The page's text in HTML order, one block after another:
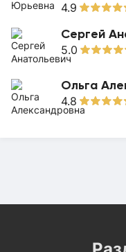
4.9
Сергей
5.0
Ольга
4.8